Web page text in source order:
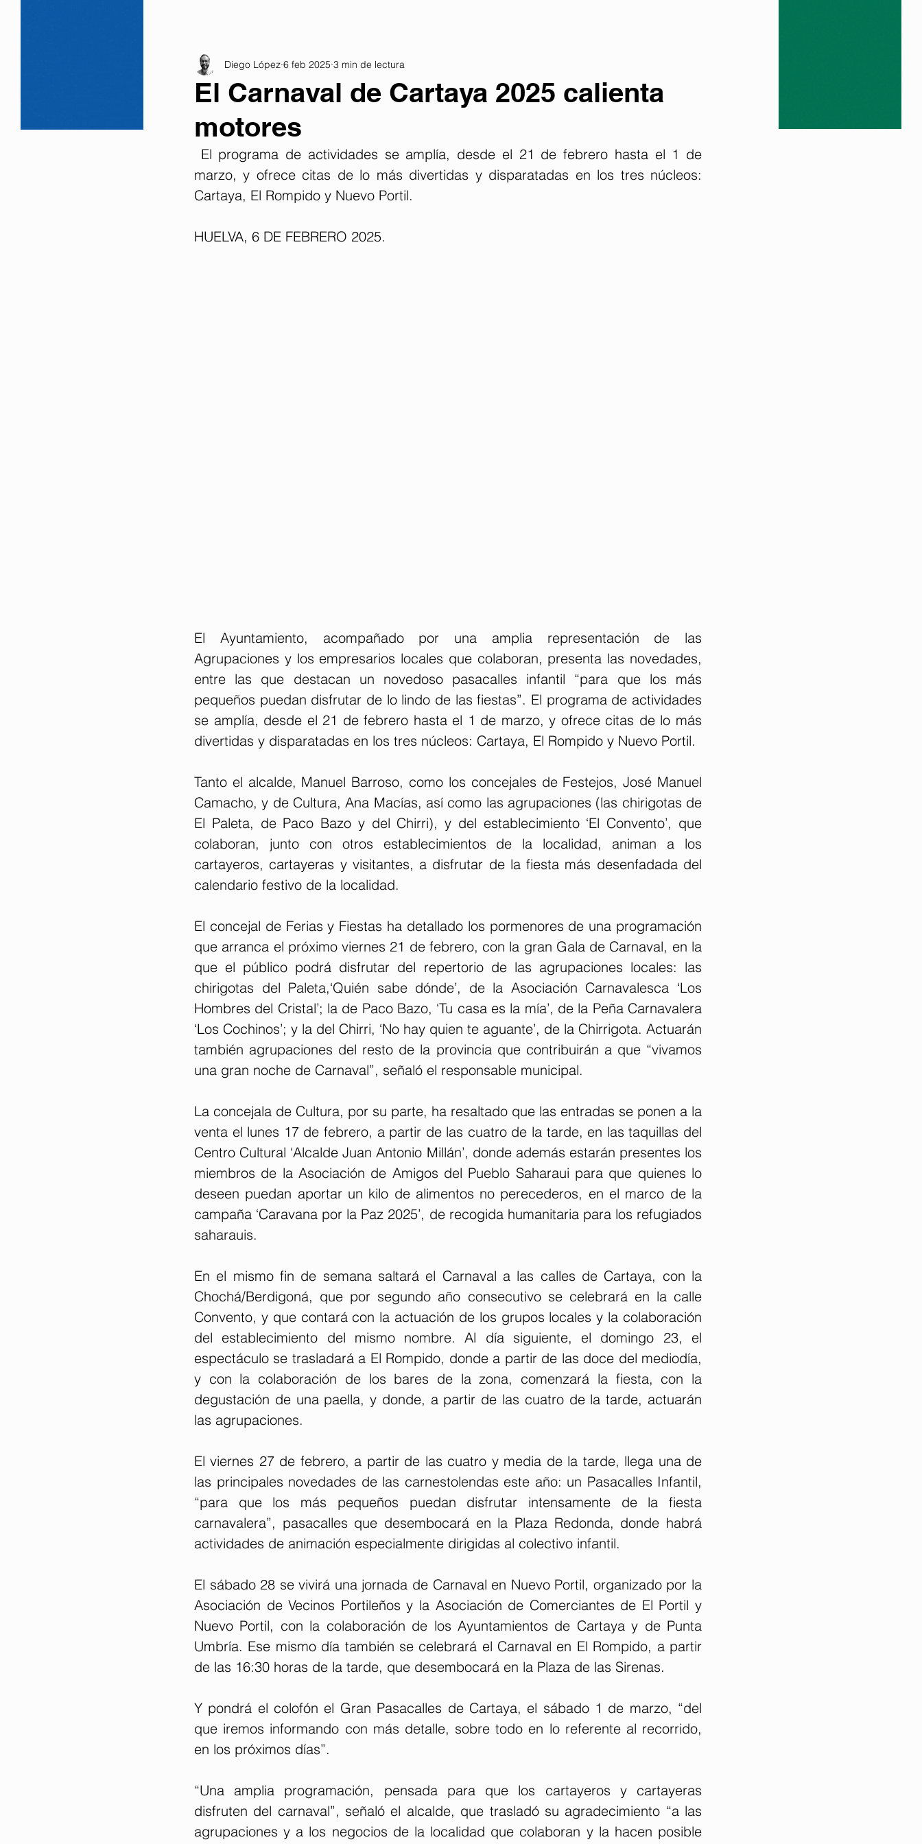
El Carnaval de Cartaya 2025 calienta
motores
Diego López 6 feb 2025 3 min de lectura
El programa de actividades se amplía, desde el 21 de febrero hasta el 1 de
marzo, y ofrece citas de lo más divertidas y disparatadas en los tres núcleos:
Cartaya, El Rompido y Nuevo Portil.
HUELVA, 6 DE FEBRERO 2025.
El Ayuntamiento, acompañado por una amplia representación de las
Agrupaciones y los empresarios locales que colaboran, presenta las novedades,
entre las que destacan un novedoso pasacalles infantil “para que los más
pequeños puedan disfrutar de lo lindo de las fiestas”. El programa de actividades
se amplía, desde el 21 de febrero hasta el 1 de marzo, y ofrece citas de lo más
divertidas y disparatadas en los tres núcleos: Cartaya, El Rompido y Nuevo Portil.
Tanto el alcalde, Manuel Barroso, como los concejales de Festejos, José Manuel
Camacho, y de Cultura, Ana Macías, así como las agrupaciones (las chirigotas de
El Paleta, de Paco Bazo y del Chirri), y del establecimiento ‘El Convento’, que
colaboran, junto con otros establecimientos de la localidad, animan a los
cartayeros, cartayeras y visitantes, a disfrutar de la fiesta más desenfadada del
calendario festivo de la localidad.
El concejal de Ferias y Fiestas ha detallado los pormenores de una programación
que arranca el próximo viernes 21 de febrero, con la gran Gala de Carnaval, en la
que el público podrá disfrutar del repertorio de las agrupaciones locales: las
chirigotas del Paleta,‘Quién sabe dónde’, de la Asociación Carnavalesca ‘Los
Hombres del Cristal’; la de Paco Bazo, ‘Tu casa es la mía’, de la Peña Carnavalera
‘Los Cochinos’; y la del Chirri, ‘No hay quien te aguante’, de la Chirrigota. Actuarán
también agrupaciones del resto de la provincia que contribuirán a que “vivamos
una gran noche de Carnaval”, señaló el responsable municipal.
La concejala de Cultura, por su parte, ha resaltado que las entradas se ponen a la
venta el lunes 17 de febrero, a partir de las cuatro de la tarde, en las taquillas del
Centro Cultural ‘Alcalde Juan Antonio Millán’, donde además estarán presentes los
miembros de la Asociación de Amigos del Pueblo Saharaui para que quienes lo
deseen puedan aportar un kilo de alimentos no perecederos, en el marco de la
campaña ‘Caravana por la Paz 2025’, de recogida humanitaria para los refugiados
saharauis.
En el mismo fin de semana saltará el Carnaval a las calles de Cartaya, con la
Chochá/Berdigoná, que por segundo año consecutivo se celebrará en la calle
Convento, y que contará con la actuación de los grupos locales y la colaboración
del establecimiento del mismo nombre. Al día siguiente, el domingo 23, el
espectáculo se trasladará a El Rompido, donde a partir de las doce del mediodía,
y con la colaboración de los bares de la zona, comenzará la fiesta, con la
degustación de una paella, y donde, a partir de las cuatro de la tarde, actuarán
las agrupaciones.
El viernes 27 de febrero, a partir de las cuatro y media de la tarde, llega una de
las principales novedades de las carnestolendas este año: un Pasacalles Infantil,
“para que los más pequeños puedan disfrutar intensamente de la fiesta
carnavalera”, pasacalles que desembocará en la Plaza Redonda, donde habrá
actividades de animación especialmente dirigidas al colectivo infantil.
El sábado 28 se vivirá una jornada de Carnaval en Nuevo Portil, organizado por la
Asociación de Vecinos Portileños y la Asociación de Comerciantes de El Portil y
Nuevo Portil, con la colaboración de los Ayuntamientos de Cartaya y de Punta
Umbría. Ese mismo día también se celebrará el Carnaval en El Rompido, a partir
de las 16:30 horas de la tarde, que desembocará en la Plaza de las Sirenas.
Y pondrá el colofón el Gran Pasacalles de Cartaya, el sábado 1 de marzo, “del
que iremos informando con más detalle, sobre todo en lo referente al recorrido,
en los próximos días”.
“Una amplia programación, pensada para que los cartayeros y cartayeras
disfruten del carnaval”, señaló el alcalde, que trasladó su agradecimiento “a las
agrupaciones y a los negocios de la localidad que colaboran y la hacen posible